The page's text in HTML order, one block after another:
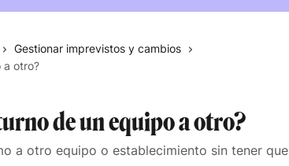
Gestionar imprevistos y cambios
a otro?
de un equipo a otro?
a otro equipo o establecimiento sin tener que